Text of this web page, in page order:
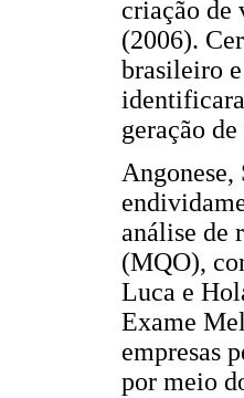
criação
(2006).
brasileiro
geração
análise de
(MQO),
Luca e
Exame
empresas
por meio